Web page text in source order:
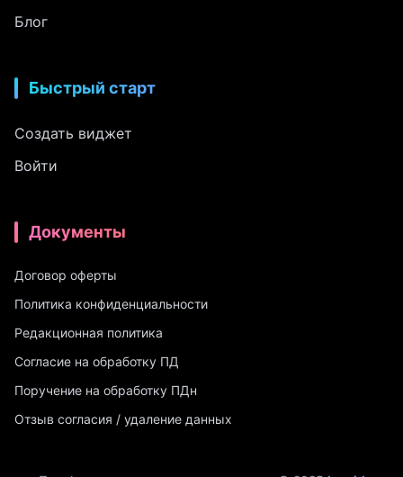
Блог
Быстрый старт
Создать виджет
Войти
Документы
Договор оферты
Политика конфиденциальности
Редакционная политика
Согласие на обработку ПД
Поручение на обработку ПДн
Отзыв согласия / удаление данных